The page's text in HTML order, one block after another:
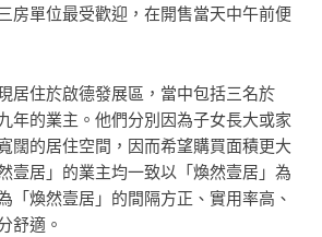
房單位最受歡迎，在開售當天中午前便
居住於啟德發展區，當中包括三名於
年的業主。他們分別因為子女長大或家
闊的居住空間，因而希望購買面積更大
壹居」的業主均一致以「煥然壹居」為
「煥然壹居」的間隔方正、實用率高、
舒適。